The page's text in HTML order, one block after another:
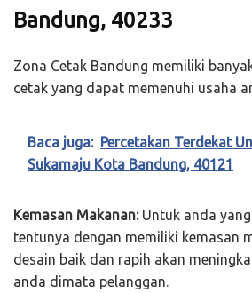
Bandung, 40233
Zona Cetak Bandung memiliki
cetak yang dapat memenuhi usaha
Baca juga: Percetakan Terdekat
Sukamaju Kota Bandung, 40121
Kemasan Makanan:Untuk anda
tentunya dengan memiliki kemasan
desain baik dan rapih akan
anda dimata pelanggan.